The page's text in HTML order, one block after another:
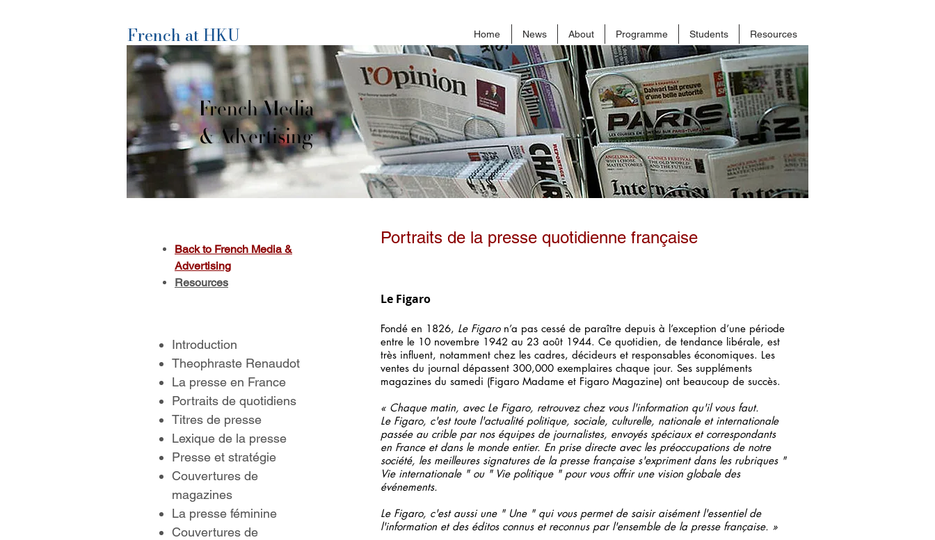
French at HKU Home News About Programme Students Resources
French Media
& Advertising
Back to French Media &
Advertising
Resources
Introduction
Theophraste Renaudot
La presse en France
Portraits de quotidiens
Titres de presse
Lexique de la presse
Presse et stratégie
Couvertures de
magazines
La presse féminine
Couvertures de
Portraits de la presse quotidienne française
Le Figaro
Fondé en 1826, Le Figaron’a pas cessé de paraître depuis à l’exception d’une période
entre le 10 novembre 1942 au 23 août 1944. Ce quotidien, de tendance libérale, est
très influent, notamment chez les cadres, décideurs et responsables économiques. Les
ventes du journal dépassent 300,000 exemplaires chaque jour. Ses suppléments
magazines du samedi (Figaro Madame et Figaro Magazine) ont beaucoup de succès.
« Chaque matin, avec Le Figaro, retrouvez chez vous l'information qu'il vous faut.
Le Figaro, c'est toute l'actualité politique, sociale, culturelle, nationale et internationale
passée au crible par nos équipes de journalistes, envoyés spéciaux et correspondants
en France et dans le monde entier. En prise directe avec les préoccupations de notre
société, les meilleures signatures de la presse française s'expriment dans les rubriques "
Vie internationale " ou " Vie politique " pour vous offrir une vision globale des
événements.
Le Figaro, c'est aussi une " Une " qui vous permet de saisir aisément l'essentiel de
l'information et des éditos connus et reconnus par l'ensemble de la presse française. »